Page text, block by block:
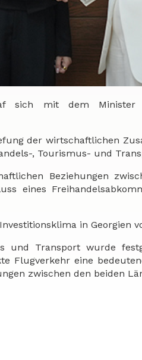
traf sich mit dem
der wirtschaftlichen
, Tourismus- und
Beziehungen
eines
in Georgien
und Transport wurde
Flugverkehr eine
zwischen den beiden